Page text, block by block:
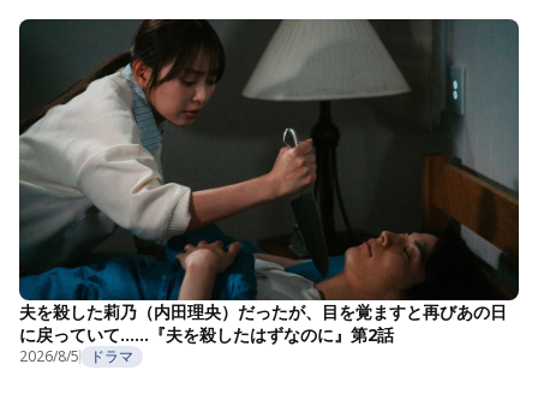
夫を殺した莉乃（内田理央）だったが、目を覚ますと再びあの日
に戻っていて……『夫を殺したはずなのに』第2話
2026/8/5 ドラマ